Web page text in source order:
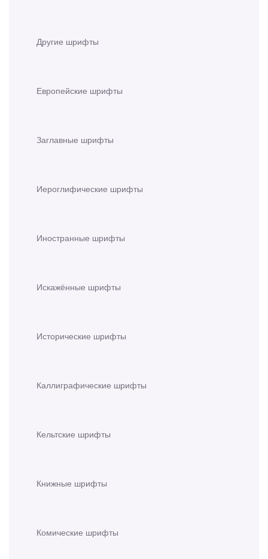
Другие шрифты
Европейские шрифты
Заглавные шрифты
Иероглифические шрифты
Иностранные шрифты
Искажённые шрифты
Исторические шрифты
Каллиграфические шрифты
Кельтские шрифты
Книжные шрифты
Комические шрифты